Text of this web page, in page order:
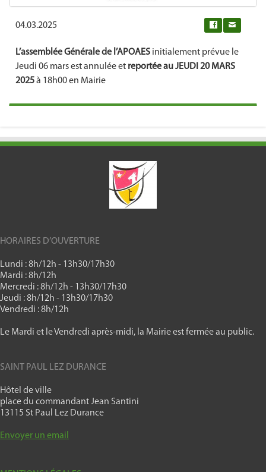
04.03.2025
L’assemblée Générale de l’APOAES initialement prévue le
Jeudi 06 mars est annulée et reportée au JEUDI 20 MARS
2025à 18h00 en Mairie
HORAIRES D’OUVERTURE
Lundi : 8h/12h - 13h30/17h30
Mardi : 8h/12h
Mercredi : 8h/12h - 13h30/17h30
Jeudi : 8h/12h - 13h30/17h30
Vendredi : 8h/12h
Le Mardi et le Vendredi après-midi, la Mairie est fermée au public.
SAINT PAUL LEZ DURANCE
Hôtel de ville
place du commandant Jean Santini
13115 St Paul Lez Durance
Envoyer un email